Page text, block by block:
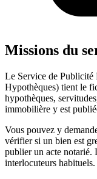
Missions du
Le Service de Publicité
Hypothèques) tient le
hypothèques,
immobilière y est
Vous pouvez y
vérifier si un bien est
publier un acte notarié.
interlocuteurs habituels.